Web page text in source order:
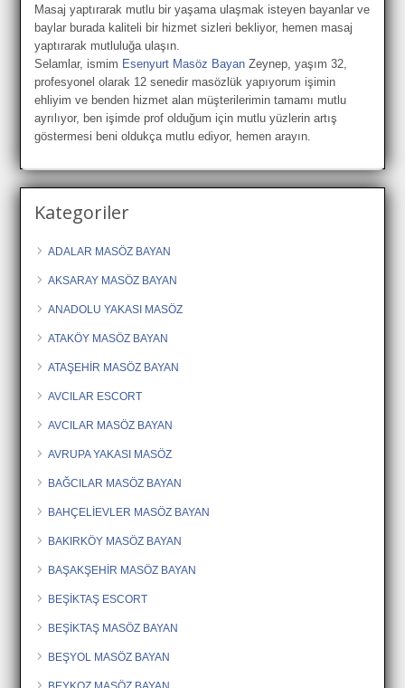
Masaj yaptırarak mutlu bir yaşama ulaşmak isteyen bayanlar ve
baylar burada kaliteli bir hizmet sizleri bekliyor, hemen masaj
yaptırarak mutluluğa ulaşın.
Selamlar, ismim Esenyurt Masöz Bayan Zeynep, yaşım 32,
profesyonel olarak 12 senedir masözlük yapıyorum işimin
ehliyim ve benden hizmet alan müşterilerimin tamamı mutlu
ayrılıyor, ben işimde prof olduğum için mutlu yüzlerin artış
göstermesi beni oldukça mutlu ediyor, hemen arayın.
Kategoriler
ADALAR MASÖZ BAYAN
AKSARAY MASÖZ BAYAN
ANADOLU YAKASI MASÖZ
ATAKÖY MASÖZ BAYAN
ATAŞEHİR MASÖZ BAYAN
AVCILAR ESCORT
AVCILAR MASÖZ BAYAN
AVRUPA YAKASI MASÖZ
BAĞCILAR MASÖZ BAYAN
BAHÇELİEVLER MASÖZ BAYAN
BAKIRKÖY MASÖZ BAYAN
BAŞAKŞEHİR MASÖZ BAYAN
BEŞİKTAŞ ESCORT
BEŞİKTAŞ MASÖZ BAYAN
BEŞYOL MASÖZ BAYAN